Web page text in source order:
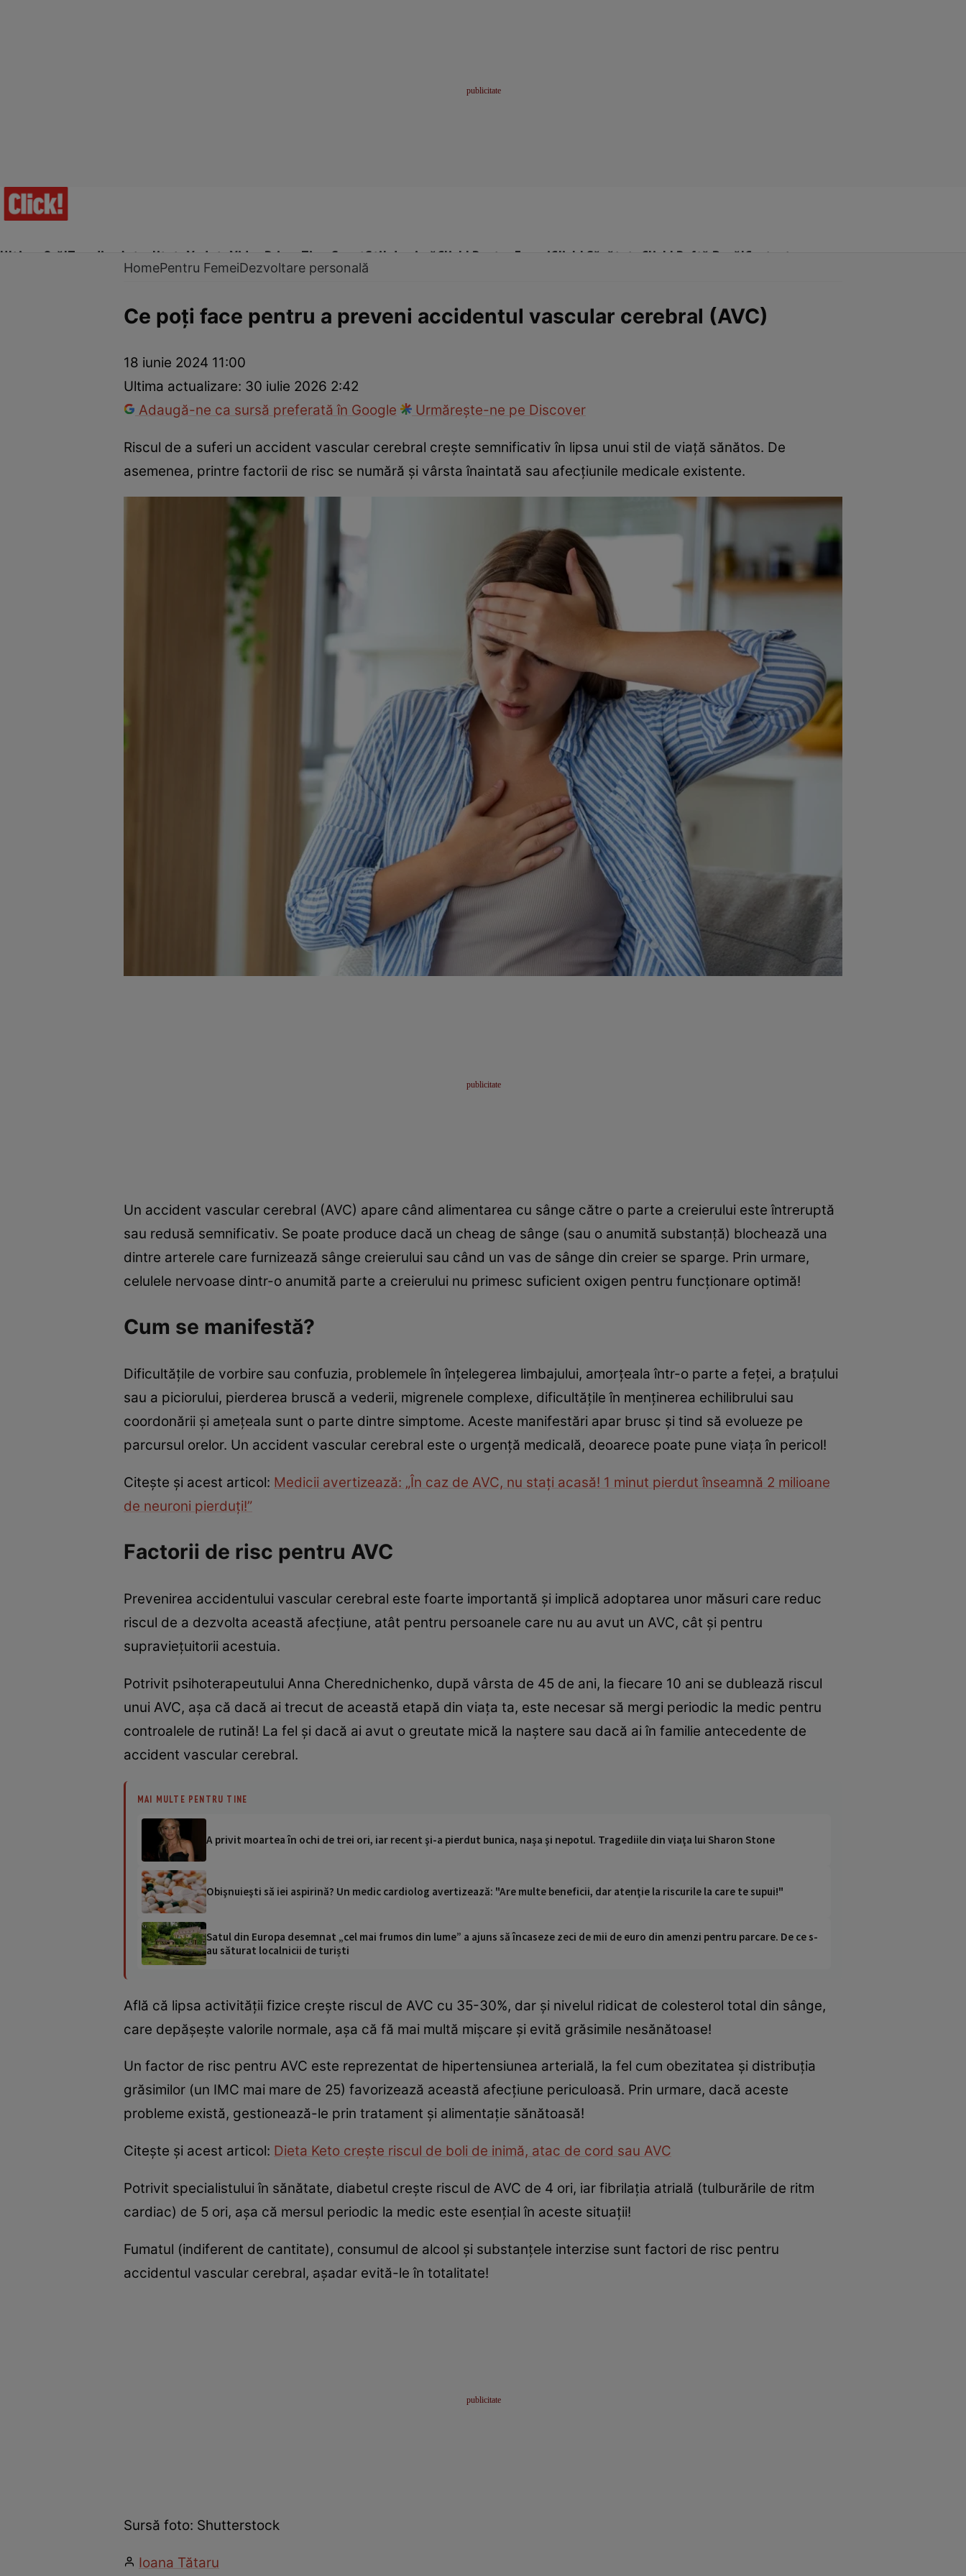
Ultima Oră!Trending Actualitate Vedete Video Prime Time SportStil de viațăClick! Pentru FemeiClick! Sănătate Click! Poftă Bună!Contact
Dezvoltare personalăÎngrijire personalăCasă și grădină
HomePentru FemeiDezvoltare personală
Ce poți face pentru a preveni accidentul vascular cerebral (AVC)
18 iunie 2024 11:00
Ultima actualizare: 30 iulie 2026 2:42
Adaugă-ne ca sursă preferată în Google
Urmărește-ne pe Discover
Riscul de a suferi un accident vascular cerebral crește semnificativ în lipsa unui stil de viață sănătos. De
asemenea, printre factorii de risc se numără și vârsta înaintată sau afecțiunile medicale existente.
Un accident vascular cerebral (AVC) apare când alimentarea cu sânge către o parte a creierului este întreruptă
sau redusă semnificativ. Se poate produce dacă un cheag de sânge (sau o anumită substanță) blochează una
dintre arterele care furnizează sânge creierului sau când un vas de sânge din creier se sparge. Prin urmare,
celulele nervoase dintr-o anumită parte a creierului nu primesc suficient oxigen pentru funcționare optimă!
Cum se manifestă?
Dificultățile de vorbire sau confuzia, problemele în înțelegerea limbajului, amorțeala într-o parte a feței, a brațului
sau a piciorului, pierderea bruscă a vederii, migrenele complexe, dificultățile în menținerea echilibrului sau
coordonării și amețeala sunt o parte dintre simptome. Aceste manifestări apar brusc și tind să evolueze pe
parcursul orelor. Un accident vascular cerebral este o urgență medicală, deoarece poate pune viața în pericol!
Citește și acest articol: Medicii avertizează: „În caz de AVC, nu stați acasă! 1 minut pierdut înseamnă 2 milioane
de neuroni pierduți!”
Factorii de risc pentru AVC
Prevenirea accidentului vascular cerebral este foarte importantă și implică adoptarea unor măsuri care reduc
riscul de a dezvolta această afecțiune, atât pentru persoanele care nu au avut un AVC, cât și pentru
supraviețuitorii acestuia.
Potrivit psihoterapeutului Anna Cherednichenko, după vârsta de 45 de ani, la fiecare 10 ani se dublează riscul
unui AVC, așa că dacă ai trecut de această etapă din viața ta, este necesar să mergi periodic la medic pentru
controalele de rutină! La fel și dacă ai avut o greutate mică la naștere sau dacă ai în familie antecedente de
accident vascular cerebral.
MAI MULTE PENTRU TINE
A privit moartea în ochi de trei ori, iar recent şi-a pierdut bunica, naşa şi nepotul. Tragediile din viaţa lui Sharon Stone
Obişnuieşti să iei aspirină? Un medic cardiolog avertizează: "Are multe beneficii, dar atenţie la riscurile la care te supui!"
Satul din Europa desemnat „cel mai frumos din lume” a ajuns să încaseze zeci de mii de euro din amenzi pentru parcare. De ce s-
au săturat localnicii de turiști
Află că lipsa activității fizice crește riscul de AVC cu 35-30%, dar și nivelul ridicat de colesterol total din sânge,
care depășește valorile normale, așa că fă mai multă mișcare și evită grăsimile nesănătoase!
Un factor de risc pentru AVC este reprezentat de hipertensiunea arterială, la fel cum obezitatea și distribuția
grăsimilor (un IMC mai mare de 25) favorizează această afecțiune periculoasă. Prin urmare, dacă aceste
probleme există, gestionează-le prin tratament și alimentație sănătoasă!
Citește și acest articol: Dieta Keto crește riscul de boli de inimă, atac de cord sau AVC
Potrivit specialistului în sănătate, diabetul crește riscul de AVC de 4 ori, iar fibrilația atrială (tulburările de ritm
cardiac) de 5 ori, așa că mersul periodic la medic este esențial în aceste situații!
Fumatul (indiferent de cantitate), consumul de alcool și substanțele interzise sunt factori de risc pentru
accidentul vascular cerebral, așadar evită-le în totalitate!
Sursă foto: Shutterstock
Ioana Tătaru